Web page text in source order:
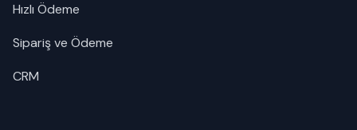
Hızlı Ödeme
Sipariş ve Ödeme
CRM